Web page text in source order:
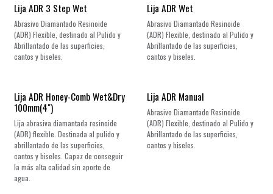
Lija ADR 3 Step Wet
Abrasivo Diamantado Resinoide
(ADR) Flexible, destinado al Pulido y
Abrillantado de las superficies,
cantos y biseles.
Lija ADR Wet
Abrasivo Diamantado Resinoide
(ADR) Flexible, destinado al Pulido y
Abrillantado de las superficies,
cantos y biseles.
Lija ADR Honey-Comb Wet&Dry
100mm(4")
Lija abrasiva diamantada resinoide
(ADR) flexible. Destinada al pulido y
abrillantado de las superficies,
cantos y biseles. Capaz de conseguir
la más alta calidad sin aporte de
agua.
Lija ADR Manual
Abrasivo Diamantado Resinoide
(ADR) Flexible, destinado al Pulido y
Abrillantado de las superficies,
cantos y biseles.